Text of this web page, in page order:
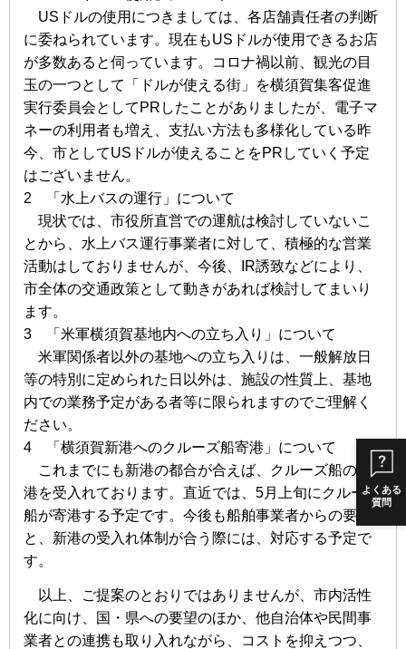
よくある
質問
USドルの使用につきましては、各店舗責任者の判断
に委ねられていま す。現在もUSドルが使用できるお店
が多数あると伺っています。コロナ禍以前、観光の目
玉の一つとして「ドルが使える街」を横須賀集客促進
実行委員会としてPRしたことがありましたが、電子マ
ネーの利用者も増え、 支払い方法も多様化している昨
今、市としてUSドルが使えることをPRしていく予定
はございません。
2 「水上バスの運行」について
現状では、市役所直営での運航は検討していないこ
とから、水上バス運行事業者に対して、積極的な営業
活動はしておりませんが、今後、IR誘致などにより、
市全体の交通政策として動きがあれば検討してまいり
ます。
3 「米軍横須賀基地内への立ち入り」について
米軍関係者以外の基地への立ち入りは、一般解放日
等の特別に定められた日 以外は、施設の性質上、基地
内での業務予定がある者等に限られますのでご理解く
ださい。
4 「横須賀新港へのクルーズ船寄港」について
これまでにも新港の都合が合えば、クルーズ船の寄
港を受入れておりま す。直近では、5月上旬にクルーズ
船が寄港する予定です。今後も船舶事業者からの要望
と、新港の受入れ体制が合う際には、対応する予定で
す。
以上、ご提案のとおりではありませんが、市内活性
化に向け、国・県への要望のほか、他自治体や民間事
業者との連携も取り入れながら、コストを抑え つつ、